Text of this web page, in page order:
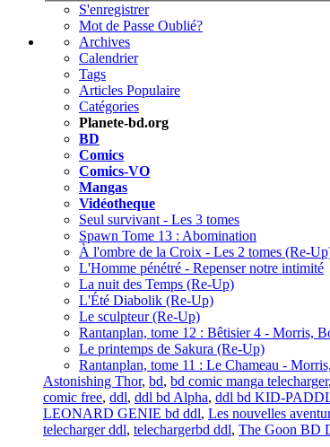
S'enregistrer
Mot de Passe Oublié?
Archives
Calendrier
Tags
Articles Populaire
Catégories
Planete-bd.org
BD
Comics
Comics-VO
Mangas
Vidéotheque
Seul survivant - Les 3 tomes
Spawn Tome 13 : Abomination
À l'ombre de la Croix - Les 2 tomes (Re-
L'Homme pénétré - Repenser notre intimité
La nuit des Temps (Re-Up)
L'Été Diabolik (Re-Up)
Le sculpteur (Re-Up)
Rantanplan, tome 12 : Bêtisier 4 - Morris,
Le printemps de Sakura (Re-Up)
Rantanplan, tome 11 : Le Chameau -
Astonishing Thor, bd, bd comic manga telecharger,
comic free, ddl, ddl bd Alpha, ddl bd KID-
LEONARD GENIE bd ddl, Les nouvelles
telecharger ddl, telechargerbd ddl, The Goon BD